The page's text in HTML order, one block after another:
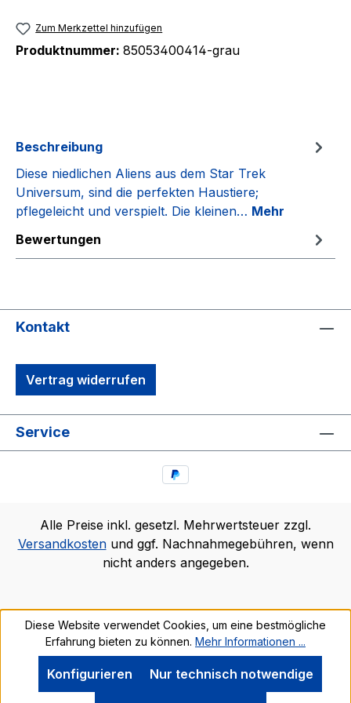
Zum Merkzettel hinzufügen
Produktnummer: 85053400414-grau
Beschreibung
Diese niedlichen Aliens aus dem Star Trek
Universum, sind die perfekten Haustiere;
pflegeleicht und verspielt. Die kleinen… Mehr
Bewertungen
Kontakt
Vertrag widerrufen
Service
Alle Preise inkl. gesetzl. Mehrwertsteuer zzgl.
Versandkostenund ggf. Nachnahmegebühren, wenn
nicht anders angegeben.
Diese Website verwendet Cookies, um eine bestmögliche
Erfahrung bieten zu können. Mehr Informationen ...
Nur technisch notwendige
Konfigurieren